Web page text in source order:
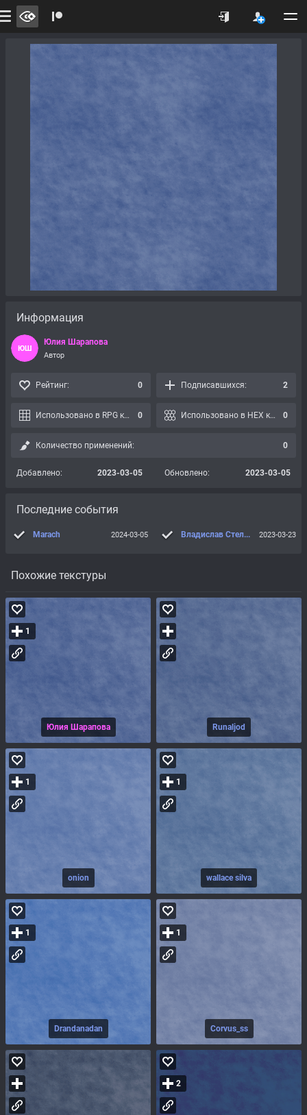
Похожие текстуры
Юлия Шарапова
1
Runaljod
onion
1
wallace silva
1
Drandanadan
1
Corvus_ss
1
2
Информация
ЮШ
Юлия Шарапова
Автор
Рейтинг: 0 Подписавшихся: 2
Использовано в RPG картах: 0 Использовано в HEX картах: 0
Количество применений: 0
Добавлено: 2023-03-05 Обновлено: 2023-03-05
Последние события
Marach 2024-03-05 Владислав Стельмах#6199 2023-03-23